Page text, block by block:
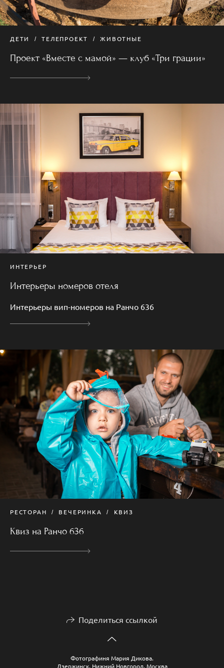
ДЕТИ ТЕЛЕПРОЕКТ ЖИВОТНЫЕ
Проект «Вместе с мамой» — клуб «Три грации»
ИНТЕРЬЕР
Интерьеры номеров отеля
Интерьеры вип-номеров на Ранчо 636
РЕСТОРАН ВЕЧЕРИНКА КВИЗ
Квиз на Ранчо 636
Поделиться ссылкой
Фотографиня Мария Дикова.
Дзержинск, Нижний Новгород, Москва